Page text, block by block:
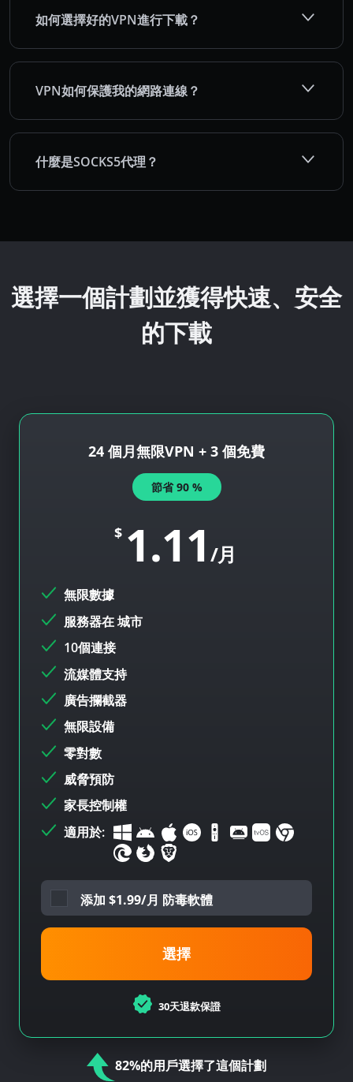
如何選擇好的VPN進行下載？
VPN如何保護我的網路連線？
什麼是SOCKS5代理？
選擇一個計劃並獲得快速、安全
的下載
24 個月無限VPN + 3 個免費
節省90 %
$ 1.11 /月
無限數據
服務器在城市
10個連接
流媒體支持
廣告攔截器
無限設備
零對數
威脅預防
家長控制權
適用於:
添加 $1.99/月 防毒軟體
選擇
30天退款保證
82%的用戶選擇了這個計劃